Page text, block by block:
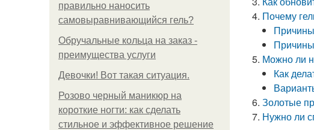
правильно наносить
самовыравнивающийся гель?
Обручальные кольца на заказ -
преимущества услуги
Девочки! Вот такая ситуация.
Розово черный маникюр на
короткие ногти: как сделать
стильное и эффективное решение
Почему
Можно ли
Как
Золотые
Нужно ли